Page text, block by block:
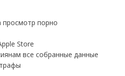
просмотр порно
Store
все собранные данные